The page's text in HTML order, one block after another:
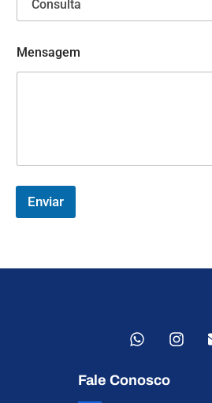
e
a
Mensagem
Enviar
Fale Conosco